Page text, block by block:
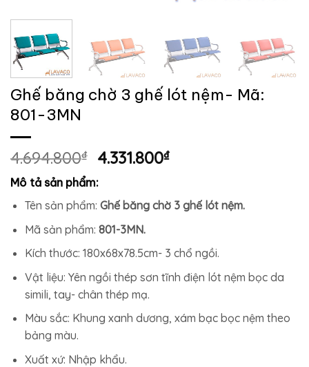
Ghế băng chờ 3 ghế lót nệm- Mã:
801-3MN
4.694.800₫
Giá
là:
4.694.800₫.
4.331.800₫Giá
là:
Mô tả sản phẩm:
Tên sản phẩm: Ghế băng chờ 3 ghế lót nệm.
Mã sản phẩm: 801-3MN.
Kích thước: 180x68x78.5cm- 3 chổ ngồi.
Vật liệu: Yên ngồi thép sơn tĩnh điện lót nệm bọc da
simili, tay- chân thép mạ.
Màu sắc: Khung xanh dương, xám bạc bọc nệm theo
bảng màu.
Xuất xứ: Nhập khẩu.